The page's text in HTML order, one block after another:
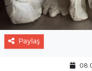
Paylaş